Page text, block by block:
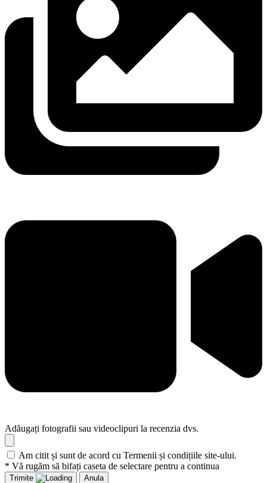
Adăugați fotografii sau videoclipuri la recenzia dvs.
Am citit și sunt de acord cu Termenii și condițiile site-ului.
* Vă rugăm să bifați caseta de selectare pentru a continua
Trimite Anula